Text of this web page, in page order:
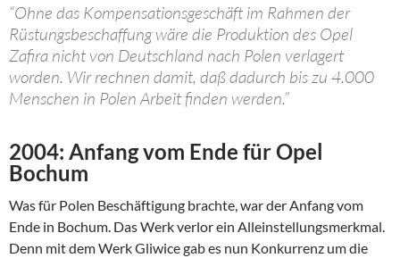
“Ohne das Kompensationsgeschäft im Rahmen der
Rüstungsbeschaffung wäre die Produktion des Opel
Zafira nicht von Deutschland nach Polen verlagert
worden. Wir rechnen damit, daß dadurch bis zu 4.000
Menschen in Polen Arbeit finden werden.”
2004: Anfang vom Ende für Opel
Bochum
Was für Polen Beschäftigung brachte, war der Anfang vom
Ende in Bochum. Das Werk verlor ein Alleinstellungsmerkmal.
Denn mit dem Werk Gliwice gab es nun Konkurrenz um die